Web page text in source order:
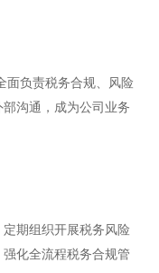
面负责税务合规、风险
沟通，成为公司业务
期组织开展税务风险
化全流程税务合规管